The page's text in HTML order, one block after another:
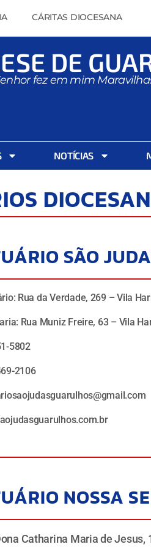
CÁRITAS DIOCESANA
DE
fez em mim
NOTÍCIAS
SÃO
Rua da Verdade, 269 – Vila
Rua Muniz Freire, 63 – Vila
5802
2106
NOSSA
Catharina Maria de Jesus,